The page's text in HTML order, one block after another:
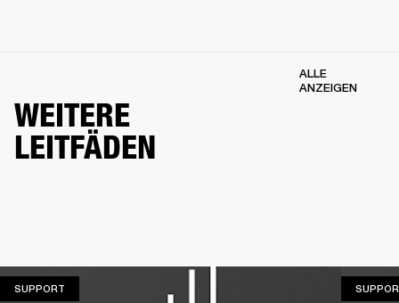
WEITERE
LEITFÄDEN
ALLE
ANZEIGEN
SUPPORT